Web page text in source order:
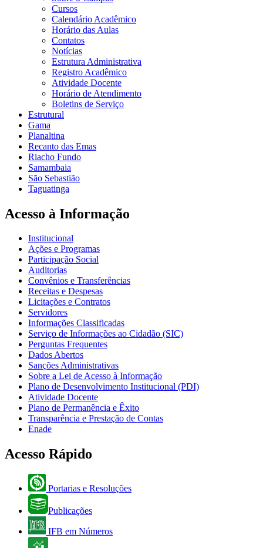
Cursos
Calendário Acadêmico
Horário das Aulas
Contatos
Notícias
Estrutura Administrativa
Registro Acadêmico
Atividade Docente
Horário de Atendimento
Boletins de Serviço
Estrutural
Gama
Planaltina
Recanto das Emas
Riacho Fundo
Samambaia
São Sebastião
Taguatinga
Acesso à Informação
Institucional
Ações e Programas
Participação Social
Auditorias
Convênios e Transferências
Receitas e Despesas
Licitações e Contratos
Servidores
Informações Classificadas
Serviço de Informações ao Cidadão (SIC)
Perguntas Frequentes
Dados Abertos
Sanções Administrativas
Sobre a Lei de Acesso à Informação
Plano de Desenvolvimento Institucional (PDI)
Atividade Docente
Plano de Permanência e Êxito
Transparência e Prestação de Contas
Enade
Acesso Rápido
Portarias e Resoluções
Publicações
IFB em Números